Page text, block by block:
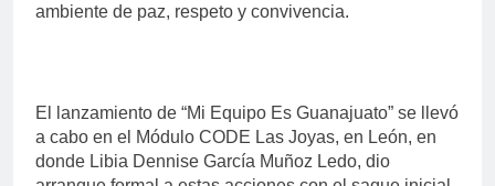
ambiente de paz, respeto y convivencia.
El lanzamiento de “Mi Equipo Es Guanajuato” se llevó
a cabo en el Módulo CODE Las Joyas, en León, en
donde Libia Dennise García Muñoz Ledo, dio